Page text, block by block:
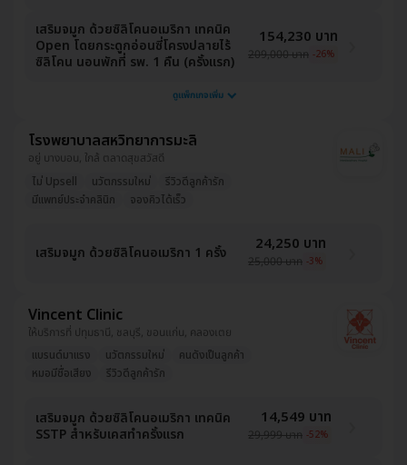
เสริมจมูก ด้วยซิลิโคนอเมริกา เทคนิค
Open โดยกระดูกอ่อนซี่โครงปลายไร้
ซิลิโคน นอนพักที่ รพ. 1 คืน (ครั้งแรก)
154,230 บาท
209,000 บาท -26%
ดูแพ็กเกจเพิ่ม
โรงพยาบาลสหวิทยาการมะลิ
อยู่ บางบอน, ใกล้ ตลาดสุขสวัสดี
ไม่ Upsell
นวัตกรรมใหม่
รีวิวดีลูกค้ารัก
มีแพทย์ประจำคลินิก
จองคิวได้เร็ว
เสริมจมูก ด้วยซิลิโคนอเมริกา 1 ครั้ง 24,250 บาท
25,000 บาท -3%
Vincent Clinic
ให้บริการที่ ปทุมธานี, ชลบุรี, ขอนแก่น, คลองเตย
แบรนด์มาแรง
นวัตกรรมใหม่
คนดังเป็นลูกค้า
หมอมีชื่อเสียง
รีวิวดีลูกค้ารัก
เสริมจมูก ด้วยซิลิโคนอเมริกา เทคนิค
SSTP สำหรับเคสทำครั้งแรก
14,549 บาท
29,999 บาท -52%